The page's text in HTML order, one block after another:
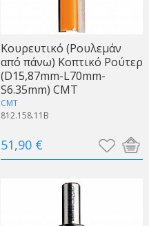
Κουρευτικό (Ρουλεμάν
από πάνω) Κοπτικό Ρούτερ
(D15,87mm-L70mm-
S6.35mm) CMT
CMT
812.158.11B
51,90 €